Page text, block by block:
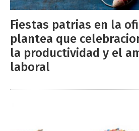
Fiestas patrias en la
plantea que
la productividad y el
laboral